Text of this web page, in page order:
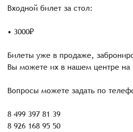
Входной билет за стол:
• 3000₽
Билеты уже в продаже,
Вы можете их в нашем центре на
Вопросы можете задать по
8 499 397 81 39
8 926 168 95 50